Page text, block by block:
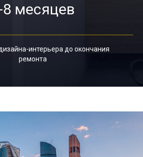
8 месяцев
интерьера до окончания
ремонта